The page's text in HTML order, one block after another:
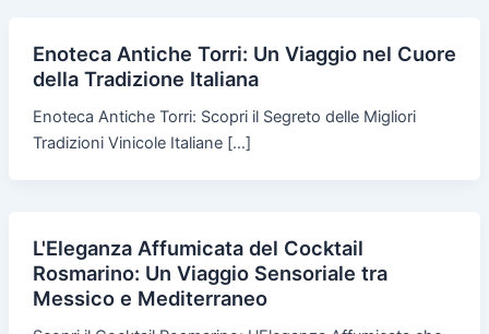
Enoteca Antiche Torri: Un Viaggio nel Cuore
della Tradizione Italiana
Enoteca Antiche Torri: Scopri il Segreto delle Migliori
Tradizioni Vinicole Italiane […]
L'Eleganza Affumicata del Cocktail
Rosmarino: Un Viaggio Sensoriale tra
Messico e Mediterraneo